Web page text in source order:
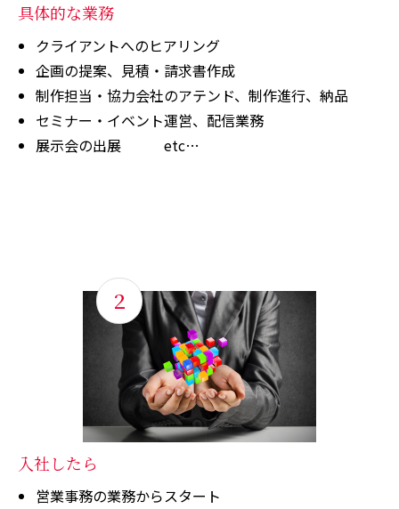
具体的な業務
クライアントへのヒアリング
企画の提案、見積・請求書作成
制作担当・協力会社のアテンド、制作進行、納品
セミナー・イベント運営、配信業務
展示会の出展 etc…
2
入社したら
営業事務の業務からスタート